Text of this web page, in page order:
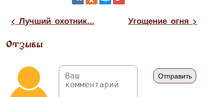
< Лучший охотник... Угощение огня >
Отзывы